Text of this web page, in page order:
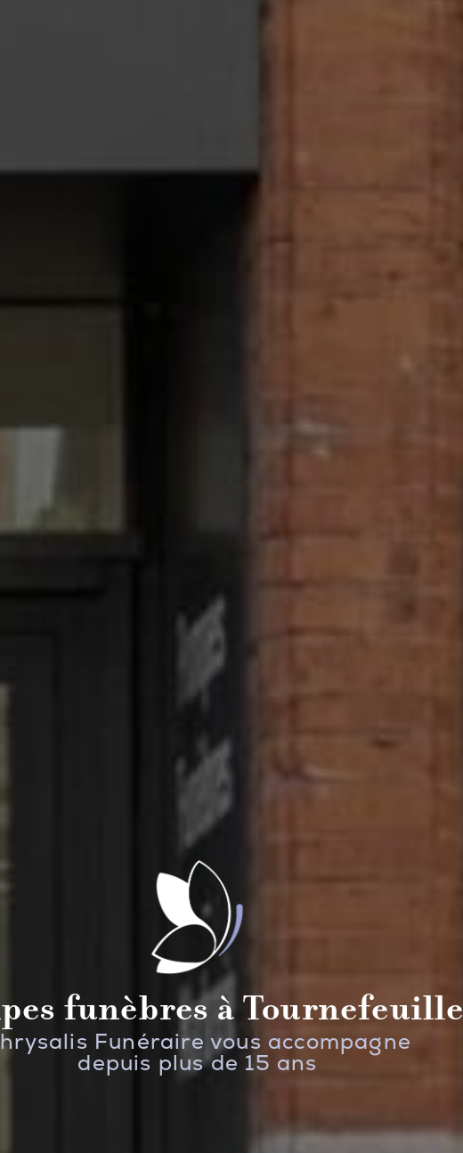
funèbres à Tournefeuille
Funéraire vous accompagne
depuis plus de 15 ans